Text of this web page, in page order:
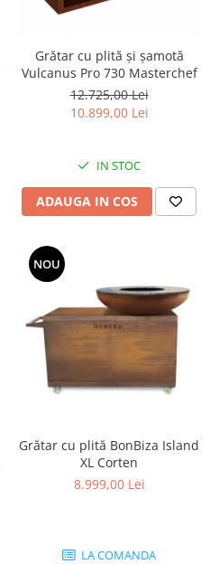
Grătar cu plită și șamotă
Vulcanus Pro 730 Masterchef
12.725,00 Lei
10.899,00 Lei
IN STOC
ADAUGA IN COS
NOU
Grătar cu plită BonBiza Island
XL Corten
8.999,00 Lei
LA COMANDA